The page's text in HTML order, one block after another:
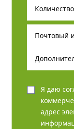
Я даю
адрес